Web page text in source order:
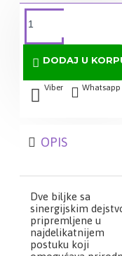
DODAJ U
Viber Whatsapp
OPIS
Dve biljke sa
sinergijskim
pripremljene u
najdelikatnijem
postuku koji